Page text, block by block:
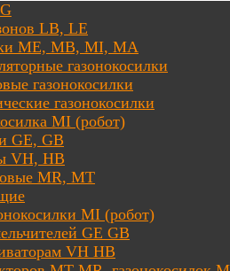
LB, LE
ME, MB, MI, MA
газонокосилки
газонокосилки
газонокосилки
MI (робот)
GE, GB
VH, HB
MR, MT
MI (робот)
GE GB
VH HB